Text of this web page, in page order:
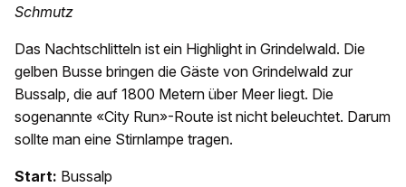
Schmutz
Das Nachtschlitteln ist ein Highlight in Grindelwald. Die
gelben Busse bringen die Gäste von Grindelwald zur
Bussalp, die auf 1800 Metern über Meer liegt. Die
sogenannte «City Run»-Route ist nicht beleuchtet. Darum
sollte man eine Stirnlampe tragen.
Start: Bussalp